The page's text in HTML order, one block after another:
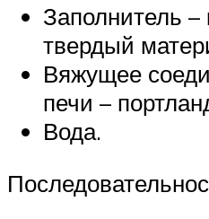
Заполнитель
твердый
Вяжущее
печи –
Вода.